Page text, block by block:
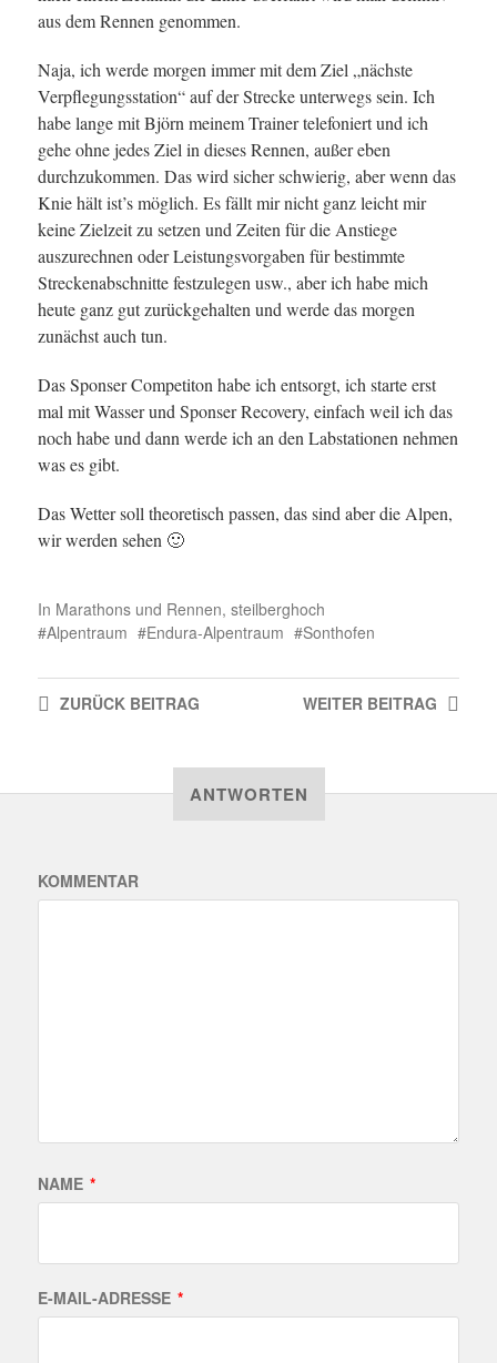
aus dem Rennen genommen.
Naja, ich werde morgen immer mit dem Ziel „nächste
Verpflegungsstation“ auf der Strecke unterwegs sein. Ich
habe lange mit Björn meinem Trainer telefoniert und ich
gehe ohne jedes Ziel in dieses Rennen, außer eben
durchzukommen. Das wird sicher schwierig, aber wenn das
Knie hält ist’s möglich. Es fällt mir nicht ganz leicht mir
keine Zielzeit zu setzen und Zeiten für die Anstiege
auszurechnen oder Leistungsvorgaben für bestimmte
Streckenabschnitte festzulegen usw., aber ich habe mich
heute ganz gut zurückgehalten und werde das morgen
zunächst auch tun.
Das Sponser Competiton habe ich entsorgt, ich starte erst
mal mit Wasser und Sponser Recovery, einfach weil ich das
noch habe und dann werde ich an den Labstationen nehmen
was es gibt.
Das Wetter soll theoretisch passen, das sind aber die Alpen,
wir werden sehen 🙂
In Marathons und Rennen, steilberghoch
Alpentraum
Endura-Alpentraum Sonthofen
WEITER BEITRAG
ZURÜCKBEITRAG
ANTWORTEN
KOMMENTAR
NAME *
E-MAIL-ADRESSE *